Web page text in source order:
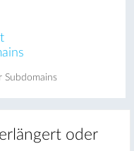
Subdomains
oder